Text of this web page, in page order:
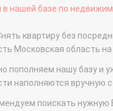
нашей базе по
квартиру без
Московская область
пополняем нашу базу и
наполняются вручную
поискать